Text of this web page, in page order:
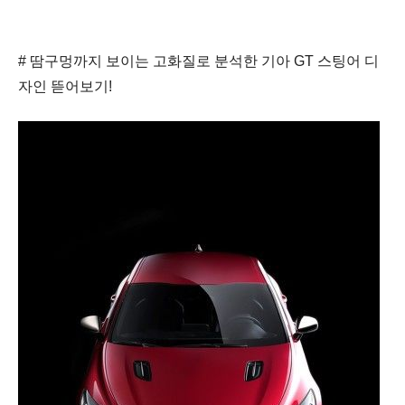
# 땀구멍까지 보이는 고화질로 분석한 기아 GT 스팅어 디
자인 뜯어보기!